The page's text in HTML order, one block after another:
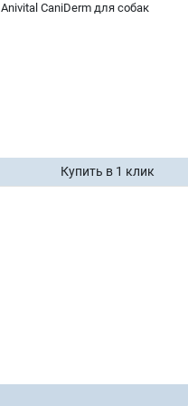
Anivital CaniDerm для собак
Купить в 1 клик